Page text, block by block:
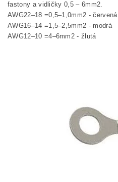
fastony a vidličky 0,5 – 6mm2.
AWG22–18 =0,5–1,0mm2 - červená
AWG16–14 =1,5–2,5mm2 - modrá
AWG12–10 =4–6mm2 - žlutá